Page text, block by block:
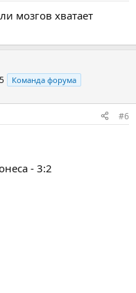
мозгов хватает
Команда форума
#6
- 3:2